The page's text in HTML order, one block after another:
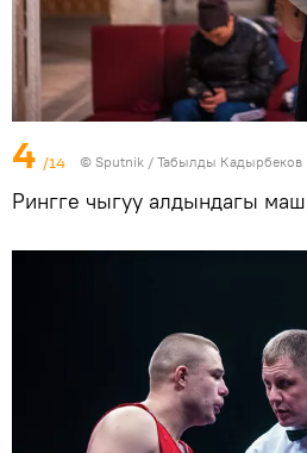
4 /14 © Sputnik / Табылды Кадырбеков
Рингге чыгуу алдындагы